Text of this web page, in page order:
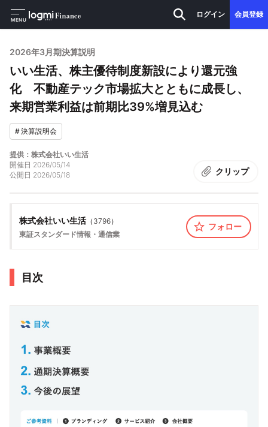
MENU
ログイン 会員登録
2026年3月期決算説明
いい生活、株主優待制度新設により還元強
化 不動産テック市場拡大とともに成長し、
来期営業利益は前期比39%増見込む
#決算説明会
提供：株式会社いい生活
開催日 2026/05/14
公開日 2026/05/18 クリップ
株式会社いい生活 （ 3796）
東証スタンダード情報・通信業
フォロー
目次